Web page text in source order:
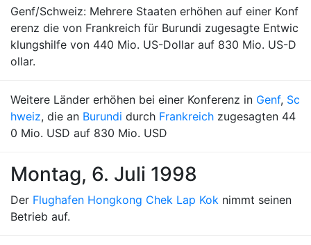
Genf/Schweiz: Mehrere Staaten erhöhen auf einer Konf
erenz die von Frankreich für Burundi zugesagte Entwic
klungshilfe von 440 Mio. US-Dollar auf 830 Mio. US-D
ollar.
Weitere Länder erhöhen bei einer Konferenz in Genf, Sc
hweiz, die an Burundi durch Frankreich zugesagten 44
0 Mio. USD auf 830 Mio. USD
Montag, 6. Juli 1998
Der Flughafen Hongkong Chek Lap Kok nimmt seinen
Betrieb auf.